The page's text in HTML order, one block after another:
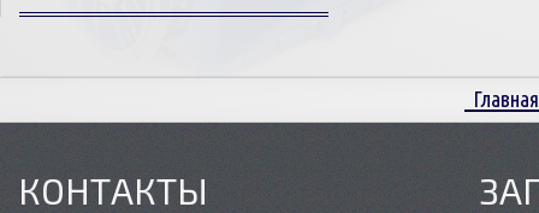
Пружины и болты
Втулки
Главная
КОНТАКТЫ